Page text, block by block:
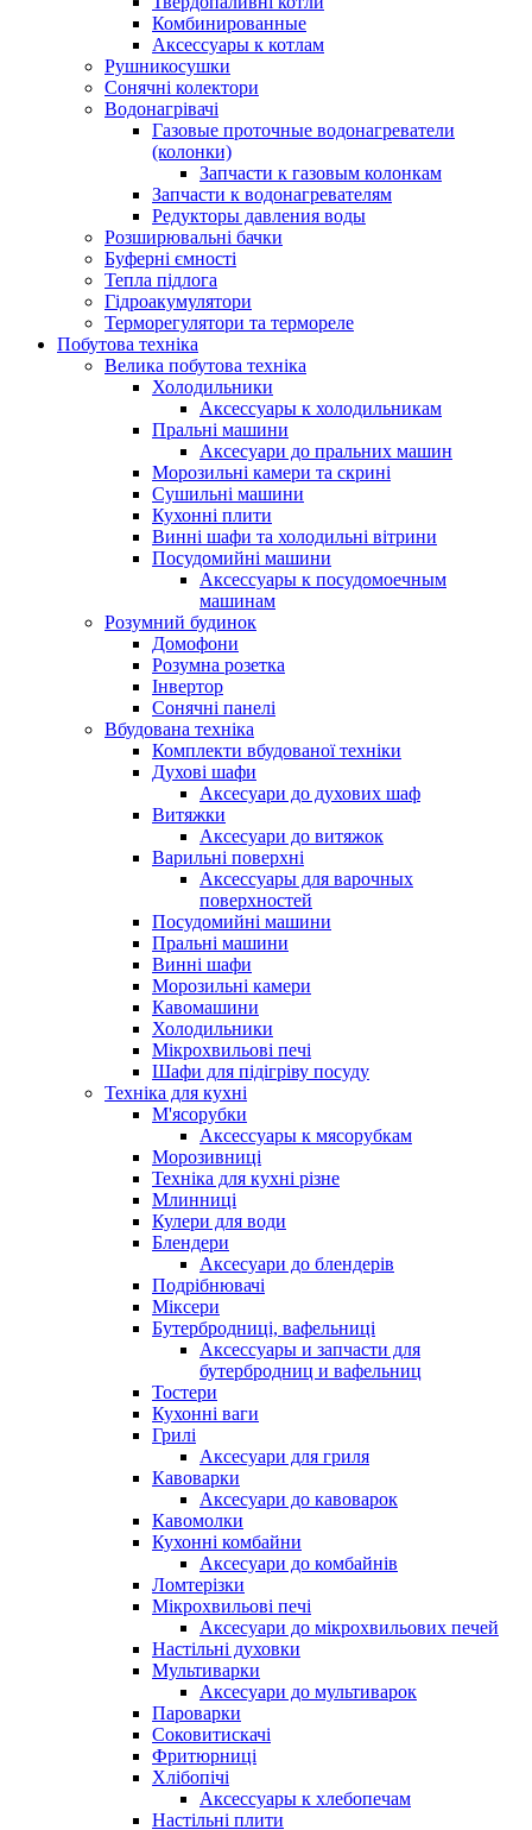
Комбинированные
Аксессуары к котлам
Рушникосушки
Сонячні колектори
Водонагрівачі
Газовые проточные водонагреватели
(колонки)
Запчасти к газовым колонкам
Запчасти к водонагревателям
Редукторы давления воды
Розширювальні бачки
Буферні ємності
Тепла підлога
Гідроакумулятори
Терморегулятори та термореле
Побутова техніка
Велика побутова техніка
Холодильники
Аксессуары к холодильникам
Пральні машини
Аксесуари до пральних машин
Морозильні камери та скрині
Сушильні машини
Кухонні плити
Винні шафи та холодильні вітрини
Посудомийні машини
Аксессуары к посудомоечным
машинам
Розумний будинок
Домофони
Розумна розетка
Інвертор
Сонячні панелі
Вбудована техніка
Комплекти вбудованої техніки
Духові шафи
Аксесуари до духових шаф
Витяжки
Аксесуари до витяжок
Варильні поверхні
Аксессуары для варочных
поверхностей
Посудомийні машини
Пральні машини
Винні шафи
Морозильні камери
Кавомашини
Холодильники
Мікрохвильові печі
Шафи для підігріву посуду
Техніка для кухні
М'ясорубки
Аксессуары к мясорубкам
Морозивниці
Техніка для кухні різне
Млинниці
Кулери для води
Блендери
Аксесуари до блендерів
Подрібнювачі
Міксери
Бутербродниці, вафельниці
Аксессуары и запчасти для
бутербродниц и вафельниц
Тостери
Кухонні ваги
Грилі
Аксесуари для гриля
Кавоварки
Аксесуари до кавоварок
Кавомолки
Кухонні комбайни
Аксесуари до комбайнів
Ломтерізки
Мікрохвильові печі
Аксесуари до мікрохвильових печей
Настільні духовки
Мультиварки
Аксесуари до мультиварок
Пароварки
Соковитискачі
Фритюрниці
Хлібопічі
Аксессуары к хлебопечам
Настільні плити